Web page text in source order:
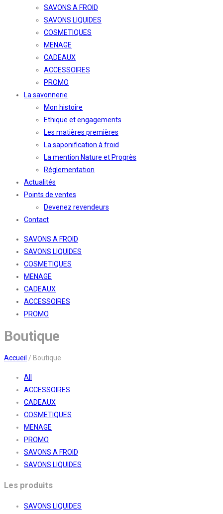
SAVONS A FROID
SAVONS LIQUIDES
COSMETIQUES
MENAGE
CADEAUX
ACCESSOIRES
PROMO
La savonnerie
Mon histoire
Ethique et engagements
Les matières premières
La saponification à froid
La mention Nature et Progrès
Réglementation
Actualités
Points de ventes
Devenez revendeurs
Contact
SAVONS A FROID
SAVONS LIQUIDES
COSMETIQUES
MENAGE
CADEAUX
ACCESSOIRES
PROMO
Boutique
Accueil / Boutique
All
ACCESSOIRES
CADEAUX
COSMETIQUES
MENAGE
PROMO
SAVONS A FROID
SAVONS LIQUIDES
Les produits
SAVONS LIQUIDES